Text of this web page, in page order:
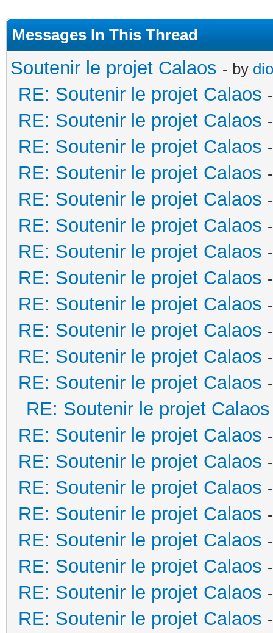
Messages In This Thread
Soutenir le projet Calaos - by
RE: Soutenir le projet Calaos
RE: Soutenir le projet Calaos
RE: Soutenir le projet Calaos
RE: Soutenir le projet Calaos
RE: Soutenir le projet Calaos
RE: Soutenir le projet Calaos
RE: Soutenir le projet Calaos
RE: Soutenir le projet Calaos
RE: Soutenir le projet Calaos
RE: Soutenir le projet Calaos
RE: Soutenir le projet Calaos
RE: Soutenir le projet Calaos
RE: Soutenir le projet Calaos
RE: Soutenir le projet Calaos
RE: Soutenir le projet Calaos
RE: Soutenir le projet Calaos
RE: Soutenir le projet Calaos
RE: Soutenir le projet Calaos
RE: Soutenir le projet Calaos
RE: Soutenir le projet Calaos
RE: Soutenir le projet Calaos